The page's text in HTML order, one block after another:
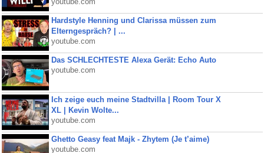
youtube.com
Hardstyle Henning und Clarissa müssen zum
Elterngespräch? | ...
youtube.com
Das SCHLECHTESTE Alexa Gerät: Echo Auto
youtube.com
Ich zeige euch meine Stadtvilla | Room Tour X
XL | Kevin Wolte...
youtube.com
Ghetto Geasy feat Majk - Zhytem (Je t’aime)
youtube.com